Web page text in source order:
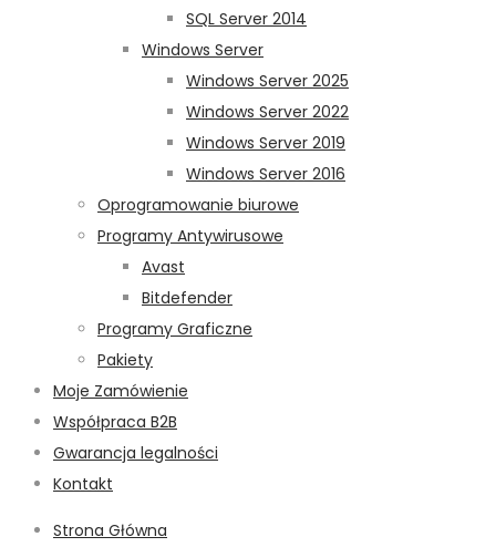
SQL Server 2014
Windows Server
Windows Server 2025
Windows Server 2022
Windows Server 2019
Windows Server 2016
Oprogramowanie biurowe
Programy Antywirusowe
Avast
Bitdefender
Programy Graficzne
Pakiety
Moje Zamówienie
Współpraca B2B
Gwarancja legalności
Kontakt
Strona Główna